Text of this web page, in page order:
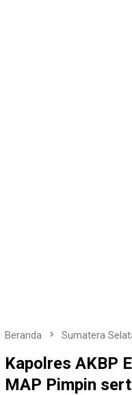
Beranda Sumatera
Kapolres AKBP
MAP Pimpin